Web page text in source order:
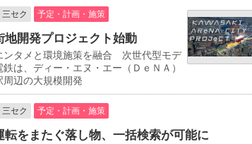
セク 予定・計画・施策
開発プロジェクト始動
タメと環境施策を融合 次世代型モデ
は、ディー・エヌ・エー（ＤｅＮＡ）
辺の大規模開発
セク 予定・計画・施策
をまたぐ落し物、一括検索が可能に